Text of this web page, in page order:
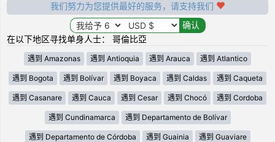
我们努力为您提供最好的服务，请支持我们
在以下地区寻找单身人士： 哥倫比亞
遇到 Amazonas 遇到 Antioquia 遇到 Arauca 遇到 Atlantico
遇到 Bogota 遇到 Bolívar 遇到 Boyaca 遇到 Caldas 遇到 Caqueta
遇到 Casanare 遇到 Cauca 遇到 Cesar 遇到 Chocó 遇到 Cordoba
遇到 Cundinamarca 遇到 Departamento de Bolívar
遇到 Departamento de Córdoba 遇到 Guainia 遇到 Guaviare